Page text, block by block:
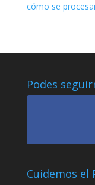
cómo se
Podes
Cuidemos el